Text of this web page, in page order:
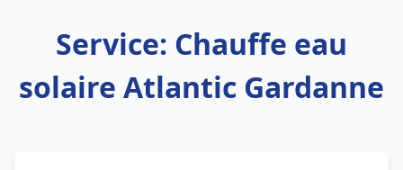
Service: Chauffe eau
solaire Atlantic Gardanne